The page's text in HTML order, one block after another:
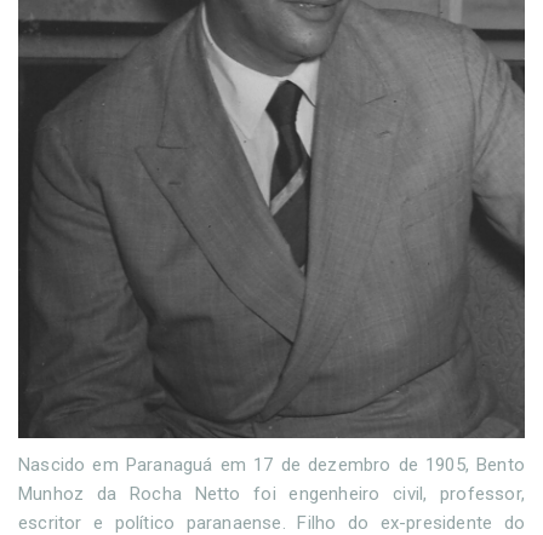
Nascido em Paranaguá em 17 de dezembro de 1905, Bento
Munhoz da Rocha Netto foi engenheiro civil, professor,
escritor e político paranaense. Filho do ex-presidente do